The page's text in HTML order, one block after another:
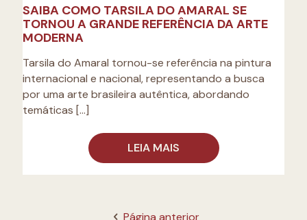
SAIBA COMO TARSILA DO AMARAL SE
TORNOU A GRANDE REFERÊNCIA DA ARTE
MODERNA
Tarsila do Amaral tornou-se referência na pintura
internacional e nacional, representando a busca
por uma arte brasileira autêntica, abordando
temáticas […]
LEIA MAIS
Página anterior